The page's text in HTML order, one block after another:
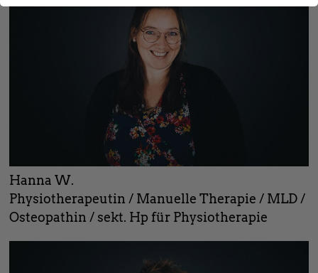
Hanna W.
Physiotherapeutin / Manuelle Therapie / MLD /
Osteopathin / sekt. Hp für Physiotherapie